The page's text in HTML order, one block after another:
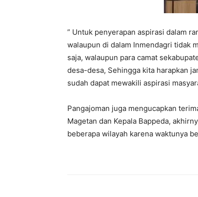
” Untuk penyerapan aspirasi dalam
walaupun di dalam Inmendagri tidak
saja, walaupun para camat
desa-desa, Sehingga kita harapkan
sudah dapat mewakili aspirasi
Pangajoman juga mengucapkan
Magetan dan Kepala Bappeda,
beberapa wilayah karena waktunya